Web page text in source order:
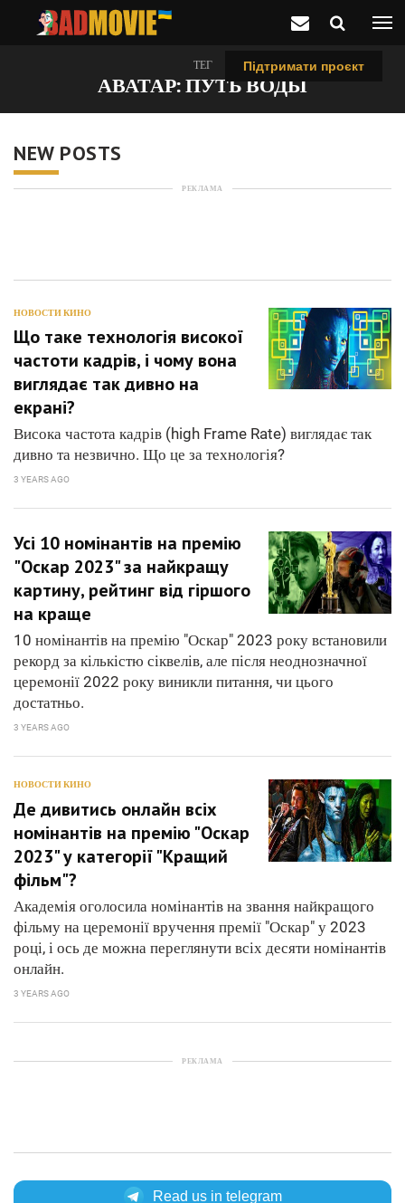
Підтримати проєкт
ТЕГ
АВАТАР: ПУТЬ ВОДЫ
NEW POSTS
РЕКЛАМА
НОВОСТИ КИНО
Що таке технологія високої
частоти кадрів, і чому вона
виглядає так дивно на
екрані?
Висока частота кадрів (high Frame Rate) виглядає так
дивно та незвично. Що це за технологія?
3 YEARS AGO
Усі 10 номінантів на премію
"Оскар 2023" за найкращу
картину, рейтинг від гіршого
на краще
10 номінантів на премію "Оскар" 2023 року встановили
рекорд за кількістю сіквелів, але після неоднозначної
церемонії 2022 року виникли питання, чи цього
достатньо.
3 YEARS AGO
НОВОСТИ КИНО
Де дивитись онлайн всіх
номінантів на премію "Оскар
2023" у категорії "Кращий
фільм"?
Академія оголосила номінантів на звання найкращого
фільму на церемонії вручення премії "Оскар" у 2023
році, і ось де можна переглянути всіх десяти номінантів
онлайн.
3 YEARS AGO
РЕКЛАМА
Read us in telegram